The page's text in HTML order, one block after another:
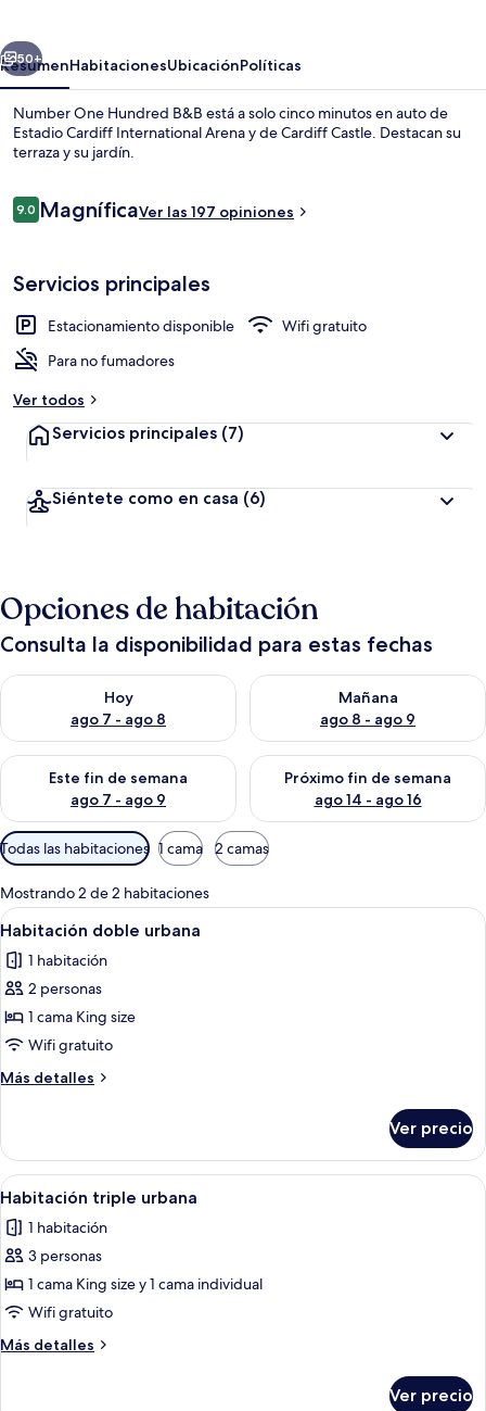
Siguiente
50+
ResumenHabitacionesUbicaciónPolíticas
Number One Hundred B&B está a solo cinco minutos en auto de
Estadio Cardiff International Arena y de Cardiff Castle. Destacan su
terraza y su jardín.
Opiniones
9.09.0 de 10,
MagníficaVer las 197 opiniones
Servicios principales
Estacionamiento disponible
Wifi gratuito
Para no fumadores
Ver todos
Servicios principales (7)
Siéntete como en casa (6)
Opciones de habitación
Consulta la disponibilidad para estas fechas
Hoy
ago 7 - ago 8
Consulta la disponibilidad para hoy ago 7 - ago 8
Mañana
ago 8 - ago 9
Consulta la disponibilidad
Este fin de semana
ago 7 - ago 9
Consulta la disponibilidad para este fin de semana ago 7 -
Próximo fin de semana
ago 14 - ago 16
Consulta la disponibilidad
Filtros
disponibles
para
las
habitaciones
Todas las habitaciones 1 cama 2 camas
Mostrando 2 de 2 habitaciones
Abrir
todas
las
fotos
de
Habitación
doble
urbana
Un dormitorio con una cama,
12
Habitación doble urbana
1 habitación
2 personas
1 cama King size
Wifi gratuito
Más detalles
Más
doble
urbana
Ver precio
Abrir
todas
las
fotos
de
Habitación
triple
urbana
Habitación de hotel con una cama
9
Habitación triple urbana
1 habitación
3 personas
1 cama King size y 1 cama individual
Wifi gratuito
Más detalles
Más
Ver precio